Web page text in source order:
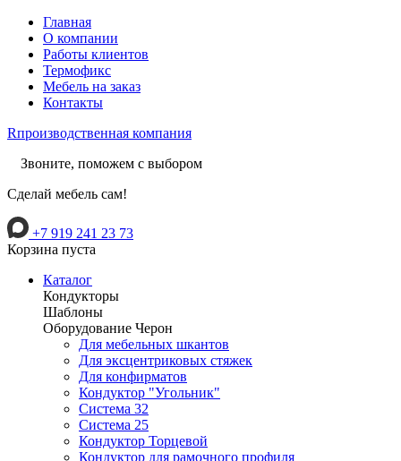
Главная
О компании
Работы клиентов
Термофикс
Мебель на заказ
Контакты
Rпроизводственная компания
Звоните, поможем с выбором
Сделай мебель сам!
+7 919 241 23 73
Корзина пуста
Каталог
Кондукторы
Шаблоны
Оборудование Черон
Для мебельных шкантов
Для эксцентриковых стяжек
Для конфирматов
Кондуктор "Угольник"
Система 32
Система 25
Кондуктор Торцевой
Кондуктор для рамочного профиля